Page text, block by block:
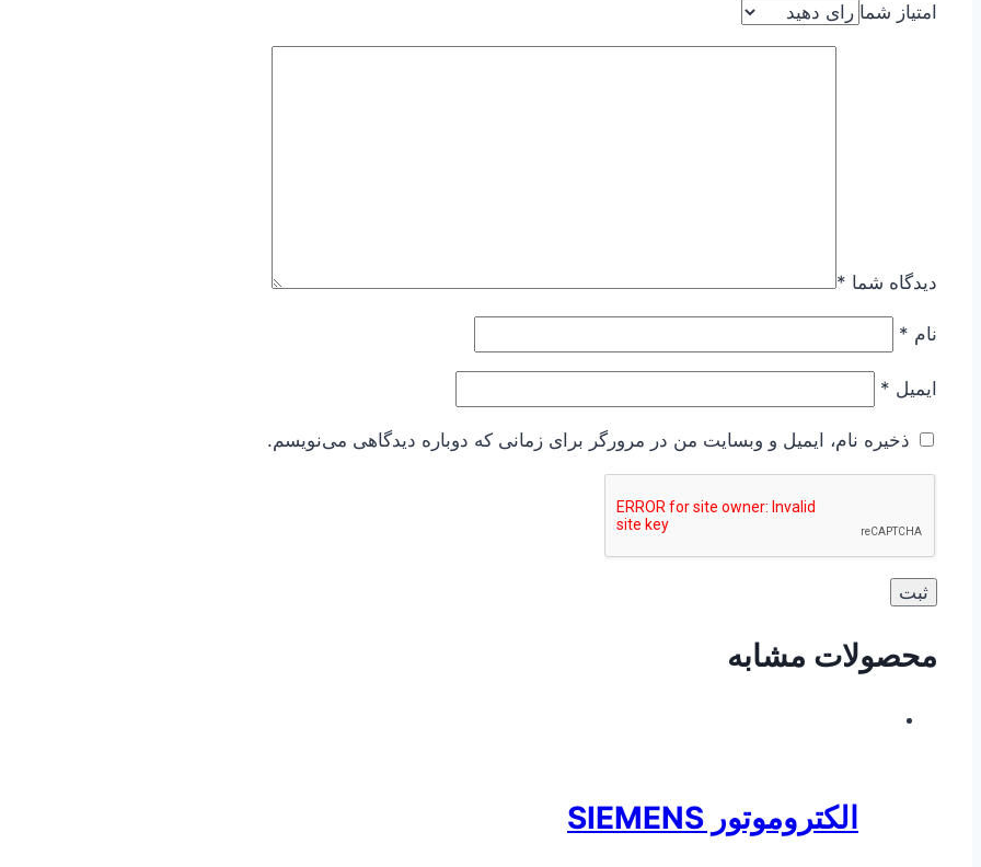
امتیاز شما
دیدگاه شما *
نام *
ایمیل *
ذخیره نام، ایمیل و وبسایت من در مرورگر برای زمانی که دوباره دیدگاهی می‌نویسم.
محصولات مشابه
الکتروموتور SIEMENS